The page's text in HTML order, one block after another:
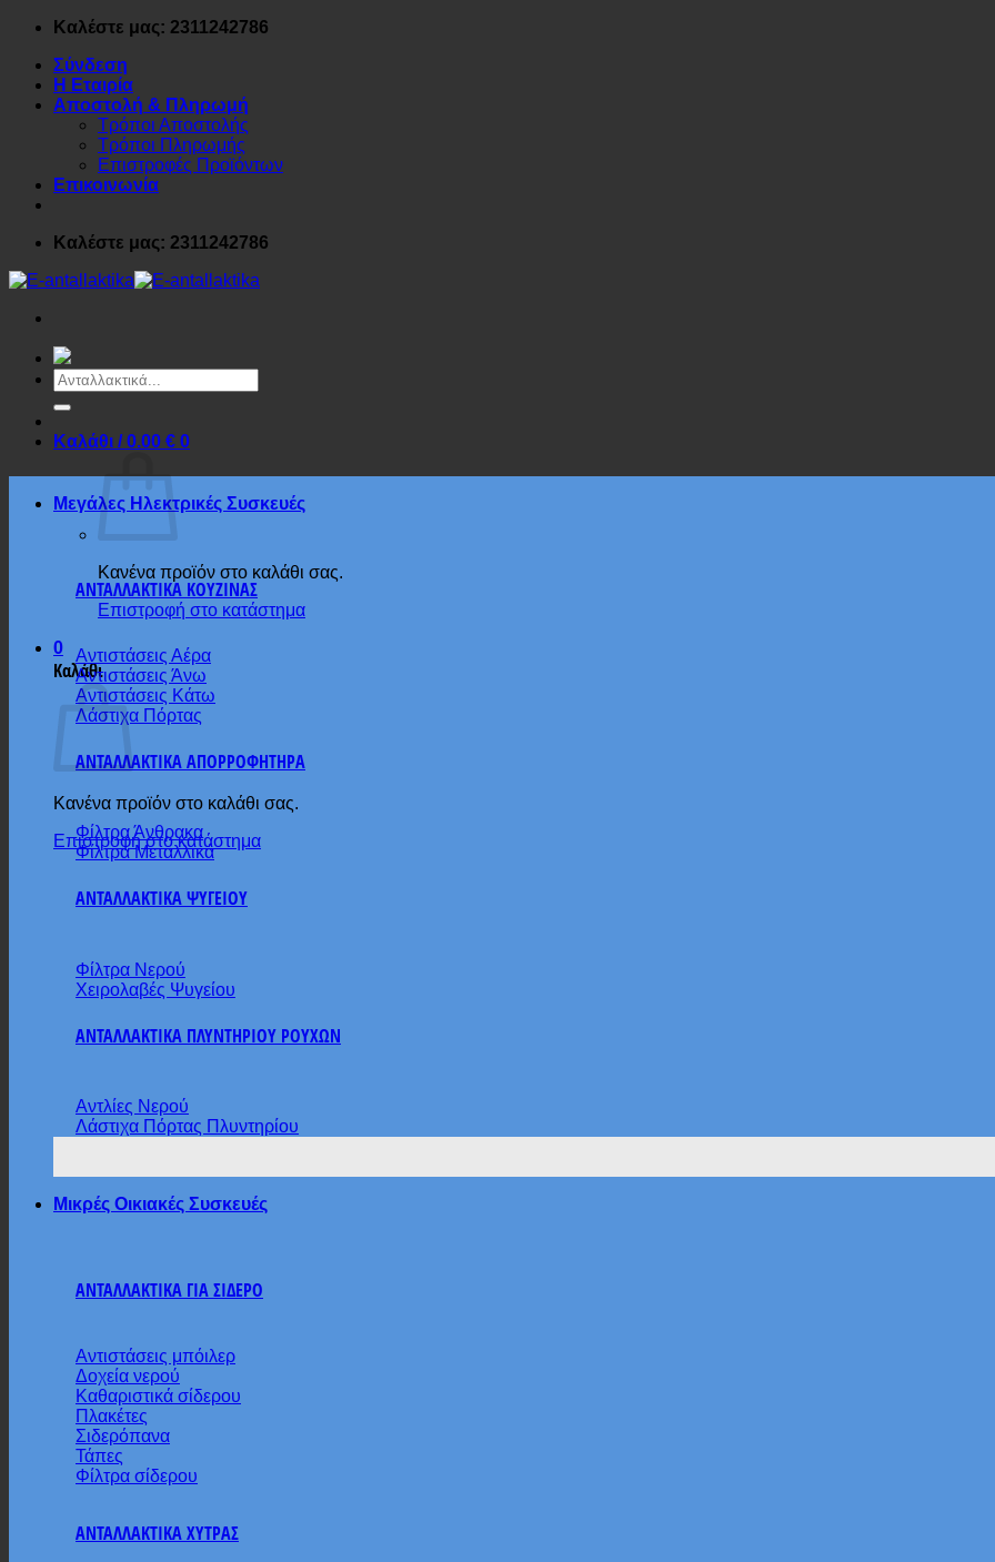
Μετάβαση
περιεχόμενο
Καλέστε μας: 2311242786
Σύνδεση
Η Εταιρία
Αποστολή & Πληρωμή
Τρόποι Αποστολής
Τρόποι Πληρωμής
Επιστροφές Προϊόντων
Επικοινωνία
Καλέστε μας: 2311242786
Αναζήτηση
για:
Καλάθι /0.00 € 0
Κανένα προϊόν στο καλάθι σας.
Επιστροφή στο κατάστημα
0
Καλάθι
Κανένα προϊόν στο καλάθι σας.
Επιστροφή στο κατάστημα
Μεγάλες Ηλεκτρικές Συσκευές
ΑΝΤΑΛΛΑΚΤΙΚΑ ΚΟΥΖΙΝΑΣ
Αντιστάσεις Αέρα
Αντιστάσεις Άνω
Αντιστάσεις Κάτω
Λάστιχα Πόρτας
ΑΝΤΑΛΛΑΚΤΙΚΑ ΑΠΟΡΡΟΦΗΤΗΡΑ
Φίλτρα Άνθρακα
Φίλτρα Μεταλλικά
ΑΝΤΑΛΛΑΚΤΙΚΑ ΨΥΓΕΙΟΥ
Φίλτρα Νερού
Χειρολαβές Ψυγείου
ΑΝΤΑΛΛΑΚΤΙΚΑ ΠΛΥΝΤΗΡΙΟΥ ΡΟΥΧΩΝ
Αντλίες Νερού
Λάστιχα Πόρτας Πλυντηρίου
Μικρές Οικιακές Συσκευές
ΑΝΤΑΛΛΑΚΤΙΚΑ ΓΙΑ ΣΙΔΕΡΟ
Αντιστάσεις μπόιλερ
Δοχεία νερού
Καθαριστικά σίδερου
Πλακέτες
Σιδερόπανα
Τάπες
Φίλτρα σίδερου
ΑΝΤΑΛΛΑΚΤΙΚΑ ΧΥΤΡΑΣ